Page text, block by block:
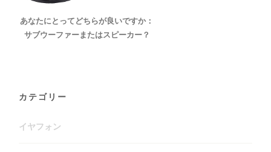
あなたにとってどちらが良いですか：
サブウーファーまたはスピーカー？
カテゴリー
イヤフォン